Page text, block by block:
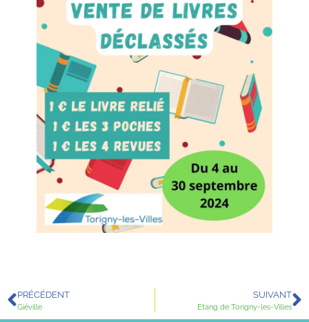
PRÉCÉDENT
Giéville
SUIVANT
Etang de Torigny-les-Villes